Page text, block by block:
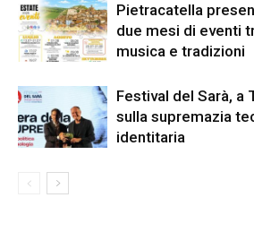
Pietracatella
due mesi di eventi
musica e tradizioni
Festival del Sarà,
sulla supremazia
identitaria